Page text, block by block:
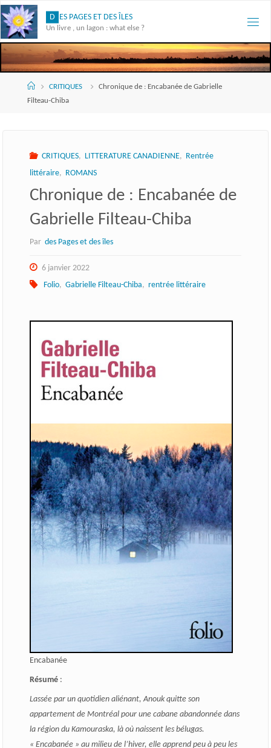
Skip
to
content
D ES PAGES ET DES ÎLES
Un livre , un lagon : what else ?
AccueilCRITIQUES
Chronique de : Encabanée de Gabrielle
Filteau-Chiba
CRITIQUES, LITTERATURE CANADIENNE, Rentrée
littéraire, ROMANS
Chronique de : Encabanée de
Gabrielle Filteau-Chiba
Par des Pages et des îles
6 janvier 2022
Folio, Gabrielle Filteau-Chiba, rentrée littéraire
Encabanée
Résumé:
Lassée par un quotidien aliénant, Anouk quitte son
appartement de Montréal pour une cabane abandonnée dans
la région du Kamouraska, là où naissent les bélugas.
« Encabanée » au milieu de l’hiver, elle apprend peu à peu les